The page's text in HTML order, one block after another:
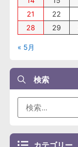
21
22
28
29
« 5月
検索